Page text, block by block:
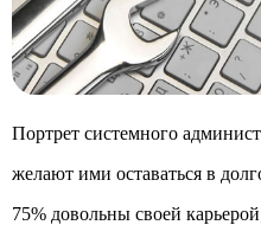
Портрет системного
желают ими оставаться в
75% довольны своей